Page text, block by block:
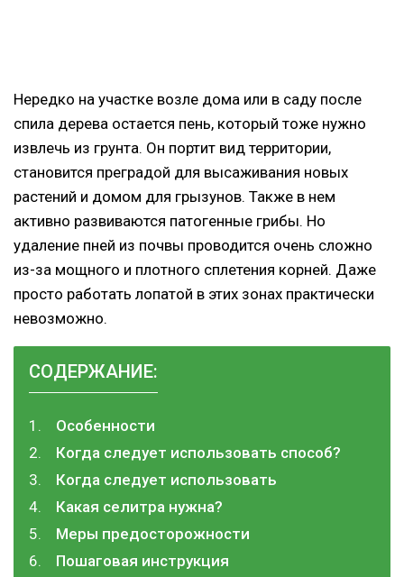
Нередко на участке возле дома или в саду после
спила дерева остается пень, который тоже нужно
извлечь из грунта. Он портит вид территории,
становится преградой для высаживания новых
растений и домом для грызунов. Также в нем
активно развиваются патогенные грибы. Но
удаление пней из почвы проводится очень сложно
из-за мощного и плотного сплетения корней. Даже
просто работать лопатой в этих зонах практически
невозможно.
СОДЕРЖАНИЕ:
Особенности
Когда следует использовать способ?
Когда следует использовать
Какая селитра нужна?
Меры предосторожности
Пошаговая инструкция